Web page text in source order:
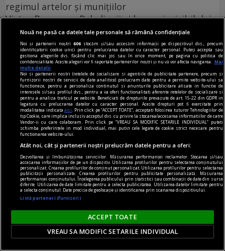
regimul artelor şi muniţiilor
Victor Brauner – Paladienii și lumea invizibilului
Reprezentările Paladistei sînt prefigurări
fantastice în care contururile corpului feminin
sugerează grafia literelor unui alfabet „erotic“
care trimite la libertatea de expresie a scrierilor
Marchizului de Sade.
Mihaela PETROV
Nouă ne pasă ca datele tale personale să rămână confidențiale
Noi și partenerii noștri606 stocăm și/sau accesăm informații pe dispozitivul dvs., precum
identificatorii cookie unici pentru prelucrarea datelor cu caracter personal. Puteți accepta sau
gestiona alegerile dvs. făcând clic mai jos sau în orice moment, pe pagina cu politica de
confidențialitate. Aceste alegeri vor fi raportate partenerilor noștri și nu vă vor afecta navigarea.
Mai
multe detalii
Noi si partenerii nostri (retelele de socializare si agentiile de publicitate partenere, precum si
furnizorii nostri de servicii de date analitice) prelucram date pentru a permite website-ului sa
functioneze, pentru a personaliza continutul si anunturile publicitare afisate in functie de
interesele si/sau profilul dvs., pentru a va oferi functionalitati aferente retelelor de socializare si
pentru a analiza traficul pe website. Beneficiati de drepturile prevazute de art. 15-22 din GDPR in
legatura cu prelucrarea datelor cu caracter personal. Aceste drepturi pot fi exercitate prin
modalitatea indicataaici
. Prin click pe “ACCEPT TOATE”, acceptati folosirea tuturor Tehnologiilor de
tip Cookie, care implica inclusiv acceptul dvs. cu privire la stocarea/accesarea informatiilor de catre
Vendor-ii cu care colaboram. Prin click pe “VREAU SA MODIFIC SETARILE INDIVIDUAL” puteti
schimba preferintele in mod individual, mai putin cele legate de cookie strict necesare pentru
functionarea website-ului.
Atât noi, cât și partenerii noștri prelucrăm datele pentru a oferi:
Dezvoltarea și îmbunătățirea serviciilor. Măsurarea performanței reclamelor. Stocarea și/sau
accesarea informațiilor de pe un dispozitiv. Utilizarea profilurilor pentru selectarea conținutului
personalizat. Crearea profilurilor de conținut personalizat. Utilizarea profilurilor pentru selectarea
publicității personalizate. Crearea profilurilor pentru publicitate personalizată. Măsurarea
performanței conținutului. Înțelegerea publicului prin statistici sau combinații de date din surse
diferite. Utilizarea de date limitate pentru a selecta publicitatea. Utilizarea datelor limitate pentru
a selecta conținutul. Date precise de geolocație și identificarea prin scanarea dispozitivului.
Listă parteneri (furnizori)
ACCEPT TOATE
VREAU SA MODIFIC SETARILE INDIVIDUAL